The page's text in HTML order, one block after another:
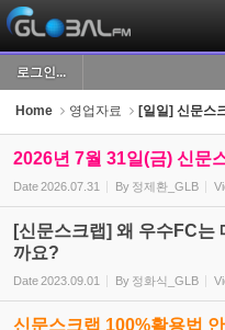
로그인...
Home 영업자료 [일일] 신문스
2026년 7월 31일(금) 신문
Date2026.07.31 By 정제환_GLB
[신문스크랩] 왜 우수FC는
까요?
Date2023.09.01 By 정화식_GLB
신문스크랩 100%활용법
Sketchbook5,
Sketchbook5,